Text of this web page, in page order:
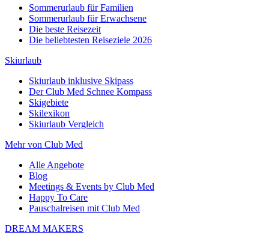
Sommerurlaub für Familien
Sommerurlaub für Erwachsene
Die beste Reisezeit
Die beliebtesten Reiseziele 2026
Skiurlaub
Skiurlaub inklusive Skipass
Der Club Med Schnee Kompass
Skigebiete
Skilexikon
Skiurlaub Vergleich
Mehr von Club Med
Alle Angebote
Blog
Meetings & Events by Club Med
Happy To Care
Pauschalreisen mit Club Med
DREAM MAKERS